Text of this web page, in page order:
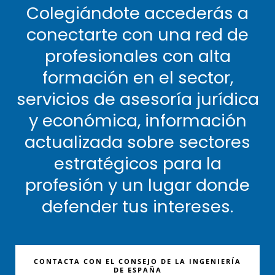
Colegiándote accederás a
conectarte con una red de
profesionales con alta
formación en el sector,
servicios de asesoría jurídica
y económica, información
actualizada sobre sectores
estratégicos para la
profesión y un lugar donde
defender tus intereses.
CONTACTA CON EL CONSEJO DE LA INGENIERÍA
DE ESPAÑA